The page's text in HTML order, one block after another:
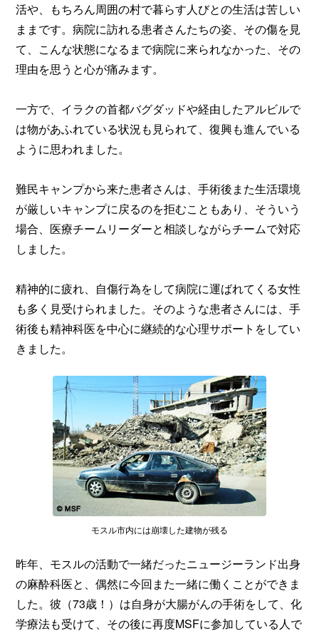
モスル市内には崩壊した建物が残る
活や、もちろん周囲の村で暮らす人びとの生活は苦しい
ままです。病院に訪れる患者さんたちの姿、その傷を見
て、こんな状態になるまで病院に来られなかった、その
理由を思うと心が痛みます。
一方で、イラクの首都バグダッドや経由したアルビルで
は物があふれている状況も見られて、復興も進んでいる
ように思われました。
難民キャンプから来た患者さんは、手術後また生活環境
が厳しいキャンプに戻るのを拒むこともあり、そういう
場合、医療チームリーダーと相談しながらチームで対応
しました。
精神的に疲れ、自傷行為をして病院に運ばれてくる女性
も多く見受けられました。そのような患者さんには、手
術後も精神科医を中心に継続的な心理サポートをしてい
きました。
昨年、モスルの活動で一緒だったニュージーランド出身
の麻酔科医と、偶然に今回また一緒に働くことができま
した。彼（73歳！）は自身が大腸がんの手術をして、化
学療法も受けて、その後に再度MSFに参加している人で